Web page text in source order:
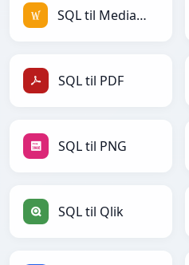
SQL til MediaWiki
SQL til PDF
SQL til PNG
SQL til Qlik